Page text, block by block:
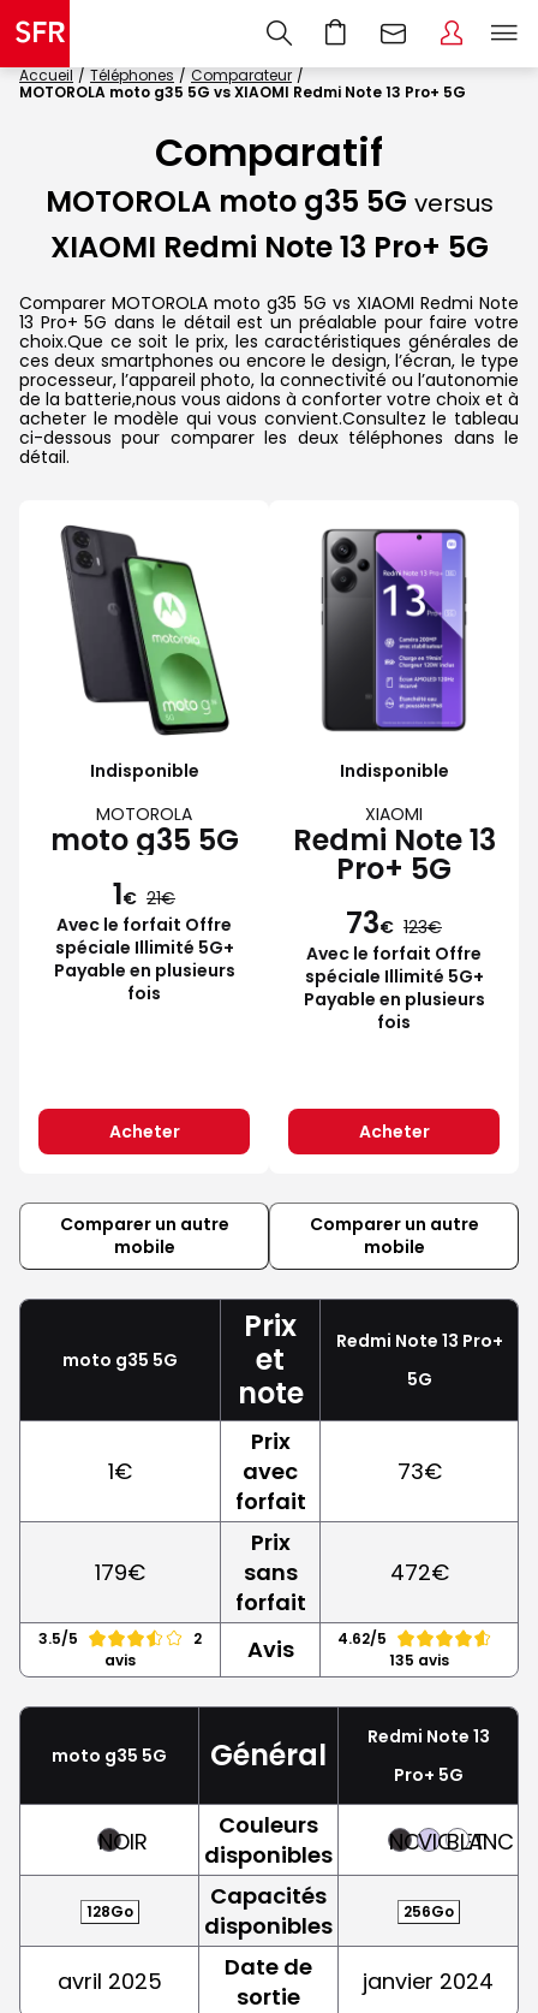
Accueil Téléphones
Comparateur
MOTOROLA moto g35 5G vs XIAOMI Redmi Note 13 Pro+ 5G
Comparatif
MOTOROLA moto g35 5G versus
XIAOMI Redmi Note 13 Pro+ 5G
Comparer MOTOROLA moto g35 5G vs XIAOMI Redmi Note
13 Pro+ 5G dans le détail est un préalable pour faire votre
choix.Que ce soit le prix, les caractéristiques générales de
ces deux smartphones ou encore le design, l’écran, le type
processeur, l’appareil photo, la connectivité ou l’autonomie
de la batterie,nous vous aidons à conforter votre choix et à
acheter le modèle qui vous convient.Consultez le tableau
ci-dessous pour comparer les deux téléphones dans le
détail.
Indisponible
MOTOROLA
moto g35 5G
1€ 21
Avec le forfait Offre
spéciale Illimité 5G+
Payable en plusieurs
fois
Acheter
Indisponible
XIAOMI
Redmi Note 13
Pro+ 5G
73€ 123
Avec le forfait Offre
spéciale Illimité 5G+
Payable en plusieurs
fois
Acheter
Comparer un autre
mobile
Comparer un autre
mobile
moto g35 5G
Prix
et
note
Redmi Note 13 Pro+
5G
1€
Prix
avec
forfait
73€
179€
Prix
sans
forfait
472€
3.5/5
2
avis
Avis
4.62/5
135 avis
moto g35 5G Général
Redmi Note 13
Pro+ 5G
NOIR
Couleurs
disponibles
NOIRVIOLET
BLANC
128Go
Capacités
disponibles
256Go
avril 2025
Date de
sortie
janvier 2024